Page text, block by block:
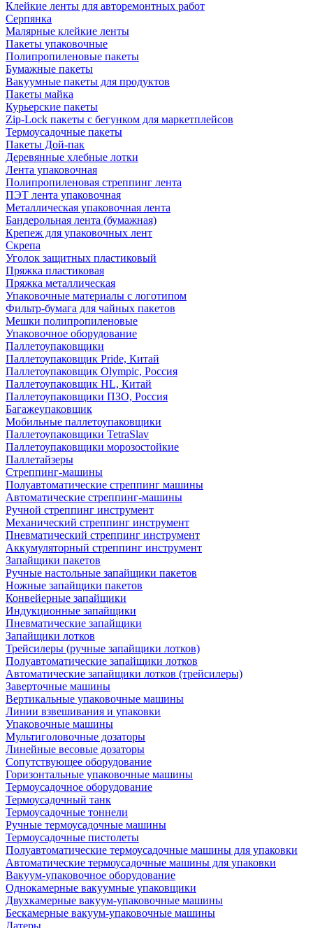
Клейкие ленты для авторемонтных работ
Серпянка
Малярные клейкие ленты
Пакеты упаковочные
Полипропиленовые пакеты
Бумажные пакеты
Вакуумные пакеты для продуктов
Пакеты майка
Курьерские пакеты
Zip-Lock пакеты с бегунком для маркетплейсов
Термоусадочные пакеты
Пакеты Дой-пак
Деревянные хлебные лотки
Лента упаковочная
Полипропиленовая стреппинг лента
ПЭТ лента упаковочная
Металлическая упаковочная лента
Бандерольная лента (бумажная)
Крепеж для упаковочных лент
Скрепа
Уголок защитных пластиковый
Пряжка пластиковая
Пряжка металлическая
Упаковочные материалы с логотипом
Фильтр-бумага для чайных пакетов
Мешки полипропиленовые
Упаковочное оборудование
Паллетоупаковщики
Паллетоупаковщик Pride, Китай
Паллетоупаковщик Olympic, Россия
Паллетоупаковщик HL, Китай
Паллетоупаковщики ПЗО, Россия
Багажеупаковщик
Мобильные паллетоупаковщики
Паллетоупаковщики TetraSlav
Паллетоупаковщики морозостойкие
Паллетайзеры
Стреппинг-машины
Полуавтоматические стреппинг машины
Автоматические стреппинг-машины
Ручной стреппинг инструмент
Механический стреппинг инструмент
Пневматический стреппинг инструмент
Аккумуляторный стреппинг инструмент
Запайщики пакетов
Ручные настольные запайщики пакетов
Ножные запайщики пакетов
Конвейерные запайщики
Индукционные запайщики
Пневматические запайщики
Запайщики лотков
Трейсилеры (ручные запайщики лотков)
Полуавтоматические запайщики лотков
Автоматические запайщики лотков (трейсилеры)
Заверточные машины
Вертикальные упаковочные машины
Линии взвешивания и упаковки
Упаковочные машины
Мультиголовочные дозаторы
Линейные весовые дозаторы
Сопутствующее оборудование
Горизонтальные упаковочные машины
Термоусадочное оборудование
Термоусадочный танк
Термоусадочные тоннели
Ручные термоусадочные машины
Термоусадочные пистолеты
Полуавтоматические термоусадочные машины для упаковки
Автоматические термоусадочные машины для упаковки
Вакуум-упаковочное оборудование
Однокамерные вакуумные упаковщики
Двухкамерные вакуум-упаковочные машины
Бескамерные вакуум-упаковочные машины
Датеры